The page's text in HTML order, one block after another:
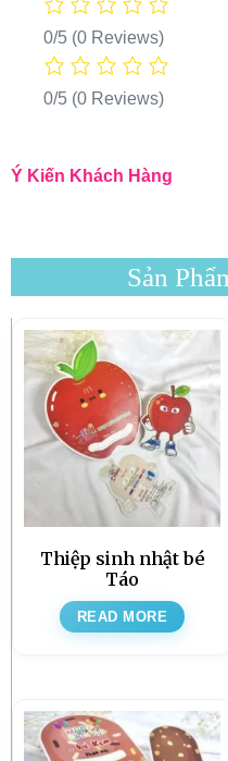
0/5 (0 Reviews)
0/5 (0 Reviews)
Ý Kiến Khách Hàng
Sản
Thiệp sinh nhật bé
Táo
READ MORE